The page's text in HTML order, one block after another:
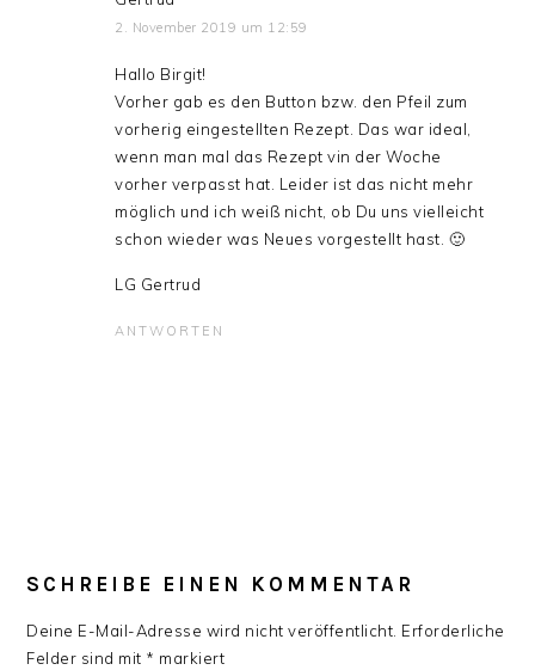
2. November 2019 um 12:59
Hallo Birgit!
Vorher gab es den Button bzw. den Pfeil zum
vorherig eingestellten Rezept. Das war ideal,
wenn man mal das Rezept vin der Woche
vorher verpasst hat. Leider ist das nicht mehr
möglich und ich weiß nicht, ob Du uns vielleicht
schon wieder was Neues vorgestellt hast. 🙂
LG Gertrud
ANTWORTEN
SCHREIBE EINEN KOMMENTAR
Deine E-Mail-Adresse wird nicht veröffentlicht. Erforderliche
Felder sind mit * markiert